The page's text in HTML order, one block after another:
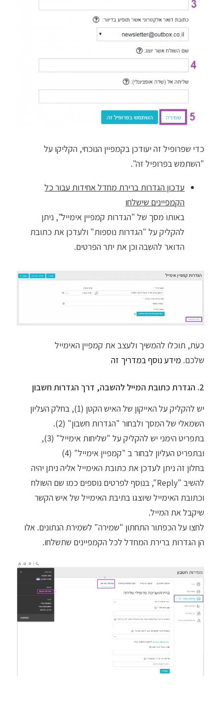
כדי שפרופיל זה יעודכן בקמפיין הנוכחי, הקליקו על
"השתמש בפרופיל זה".
עדכון הגדרות ברירת מחדל אחידות עבור כל
הקמפיינים שישלחו
באותו מסך של "הגדרות קמפיין אימייל", ניתן
להקליק על "הגדרות נוספות" ולעדכן את כתובת
הדואר להשבה וכן את יתר הפרטים.
כעת, תוכלו להמשיך ולעצב את קמפיין האימייל
שלכם. מידע נוסף במדריך זה
2. הגדרת כתובת המייל להשבה, דרך הגדרות חשבון
יש להקליק על האייקון של האיש הקטן (1), בחלק העליון
השמאלי של המסך ולבחור "הגדרות חשבון" (2).
בתפריט הימני יש להקליק על "שליחות אימייל" (3),
ובתפריט העליון לבחור ב "קמפיין אימייל" (4)
בחלון זה ניתן לעדכן את כתובת האימייל אליה ניתן יהיה
להשיב "Reply", בנוסף לפרטים נוספים כמו שם השולח
וכתובת האימייל שיוצגו בתיבת האימייל של איש הקשר
שיקבל את המייל.
לחצו על הכפתור התחתון "שמירה" לשמירת הנתונים. אלו
הן הגדרות ברירת המחדל לכל הקמפיינים שתשלחו.